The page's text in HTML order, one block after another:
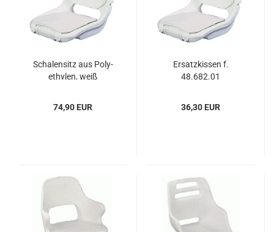
Scha­len­sitz aus Po­ly­
ethy­len, weiß
74,90 EUR
Er­satz­kis­sen f.
48.682.01
36,30 EUR